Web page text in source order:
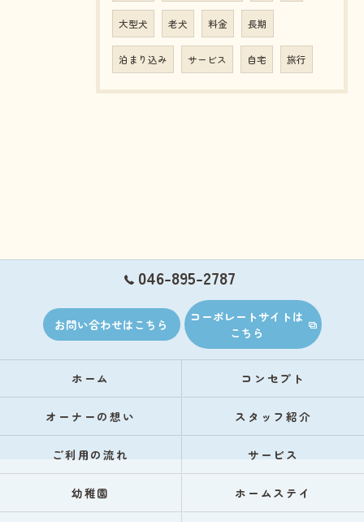
大型犬 老犬 料金 長期
泊まり込み サービス 自宅 旅行
046-895-2787
お問い合わせはこちら
コーポレートサイトは
こちら
ホーム コンセプト
オーナーの想い スタッフ紹介
ご利用の流れ サービス
幼稚園 ホームステイ